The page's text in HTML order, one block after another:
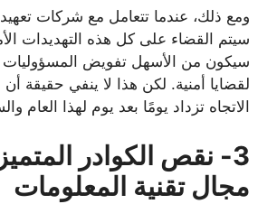
ومع ذلك، عندما تتعامل مع شركات
سيتم القضاء على كل هذه التهديدات
سيكون من الأسهل تفويض المسؤوليات
لقضايا أمنية. لكن هذا لا ينفي حقيقة
الاتجاه تزداد يومًا بعد يوم لهذا العام
3- نقص الكوادر
مجال تقنية المعلومات